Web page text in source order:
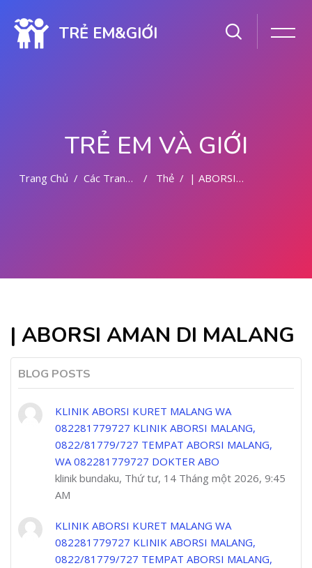
TRẺ EM&GIỚI
TRẺ EM VÀ GIỚI
Trang Chủ Các Trang Của Hệ Thống Thẻ | ABORSI AMAN DI MALANG
| ABORSI AMAN DI MALANG
BLOG POSTS
KLINIK ABORSI KURET MALANG WA
082281779727 KLINIK ABORSI MALANG,
0822/81779/727 TEMPAT ABORSI MALANG,
WA 082281779727 DOKTER ABO
klinik bundaku, Thứ tư, 14 Tháng một 2026, 9:45
AM
KLINIK ABORSI KURET MALANG WA
082281779727 KLINIK ABORSI MALANG,
0822/81779/727 TEMPAT ABORSI MALANG,